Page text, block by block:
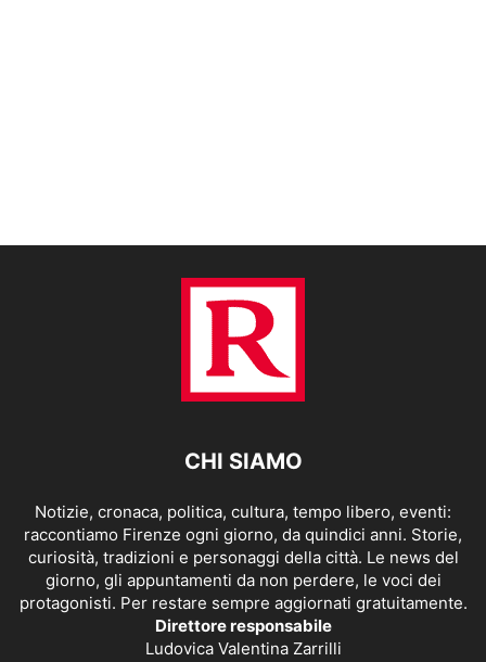
CHI SIAMO
Notizie, cronaca, politica, cultura, tempo libero, eventi:
raccontiamo Firenze ogni giorno, da quindici anni. Storie,
curiosità, tradizioni e personaggi della città. Le news del
giorno, gli appuntamenti da non perdere, le voci dei
protagonisti. Per restare sempre aggiornati gratuitamente.
Direttore responsabile
Ludovica Valentina Zarrilli